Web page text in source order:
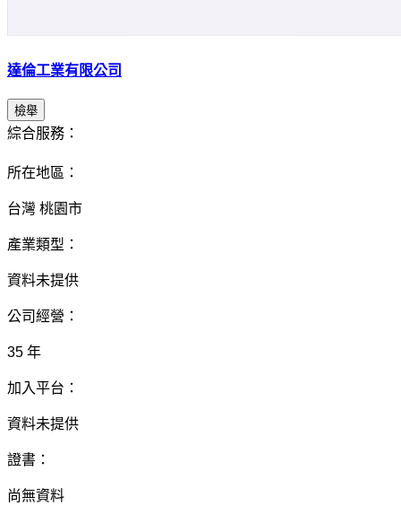
達倫工業有限公司
檢舉
綜合服務：
所在地區：
台灣 桃園市
產業類型：
資料未提供
公司經營：
35 年
加入平台：
資料未提供
證書：
尚無資料